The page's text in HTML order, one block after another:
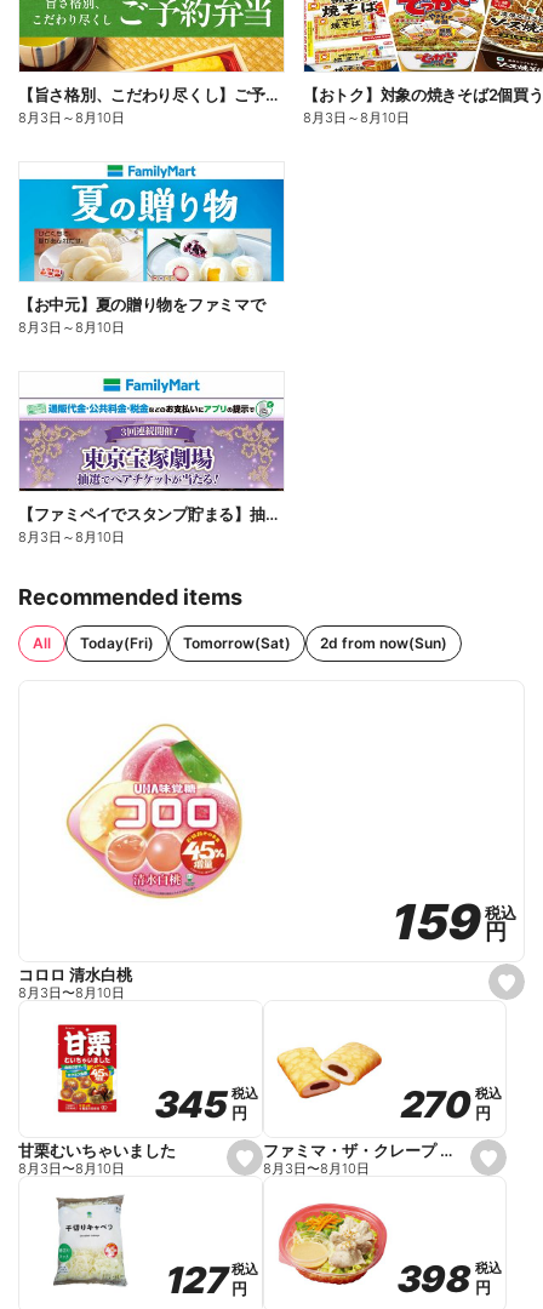
【旨さ格別、こだわり尽くし】ご予約弁当
8月3日 ～8月10日 8月3日 ～8月10日
【お中元】夏の贈り物をファミマで
8月3日 ～8月10日
【ファミペイでスタンプ貯まる】抽選でペアチケットが当たる!
8月3日 ～8月10日
Recommended items
All Today(Fri) Tomorrow(Sat) 2d from now(Sun)
s
e
159
159税込
税込
円
円
コロロ 清水白桃
8月3日〜8月10日
s
e
o
r
i
345
345税込
税込
円
円
甘栗むいちゃいました
8月3日〜8月10日
s
e
o
r
i
270
270 税込
税込
円
円
ファミマ・ザ・クレープ 生チョコ
8月3日〜8月10日
127
127税込
税込
円
円
398
398 税込
税込
円
円